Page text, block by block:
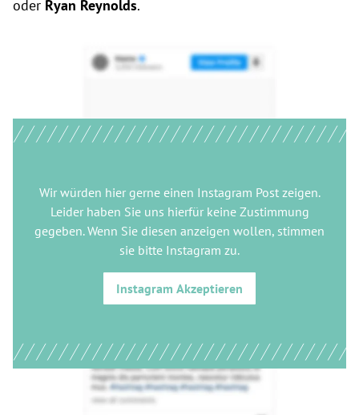
oder Ryan Reynolds.
Wir würden hier gerne einen Instagram Postzeigen.
Leider haben Sie uns hierfür keine Zustimmung
gegeben. Wenn Sie diesen anzeigen wollen, stimmen
sie bitte Instagram zu.
Instagram Akzeptieren